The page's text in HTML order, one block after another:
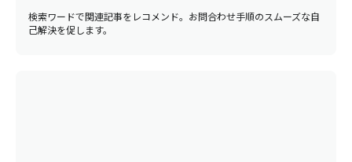
検索ワードで関連記事をレコメンド。お問合わせ手順のスムーズな自
己解決を促します。